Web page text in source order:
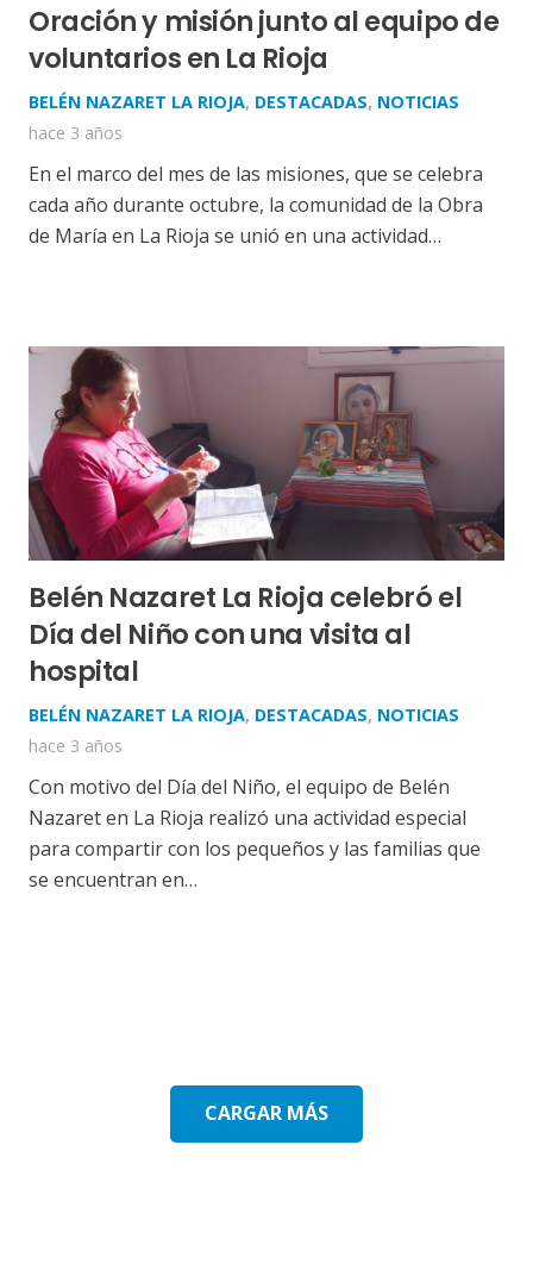
Oración y misión junto al equipo de
voluntarios en La Rioja
BELÉN NAZARET LA RIOJA, DESTACADAS, NOTICIAS
hace 3 años
En el marco del mes de las misiones, que se celebra
cada año durante octubre, la comunidad de la Obra
de María en La Rioja se unió en una actividad…
Belén Nazaret La Rioja celebró el
Día del Niño con una visita al
hospital
BELÉN NAZARET LA RIOJA, DESTACADAS, NOTICIAS
hace 3 años
Con motivo del Día del Niño, el equipo de Belén
Nazaret en La Rioja realizó una actividad especial
para compartir con los pequeños y las familias que
se encuentran en…
CARGAR MÁS